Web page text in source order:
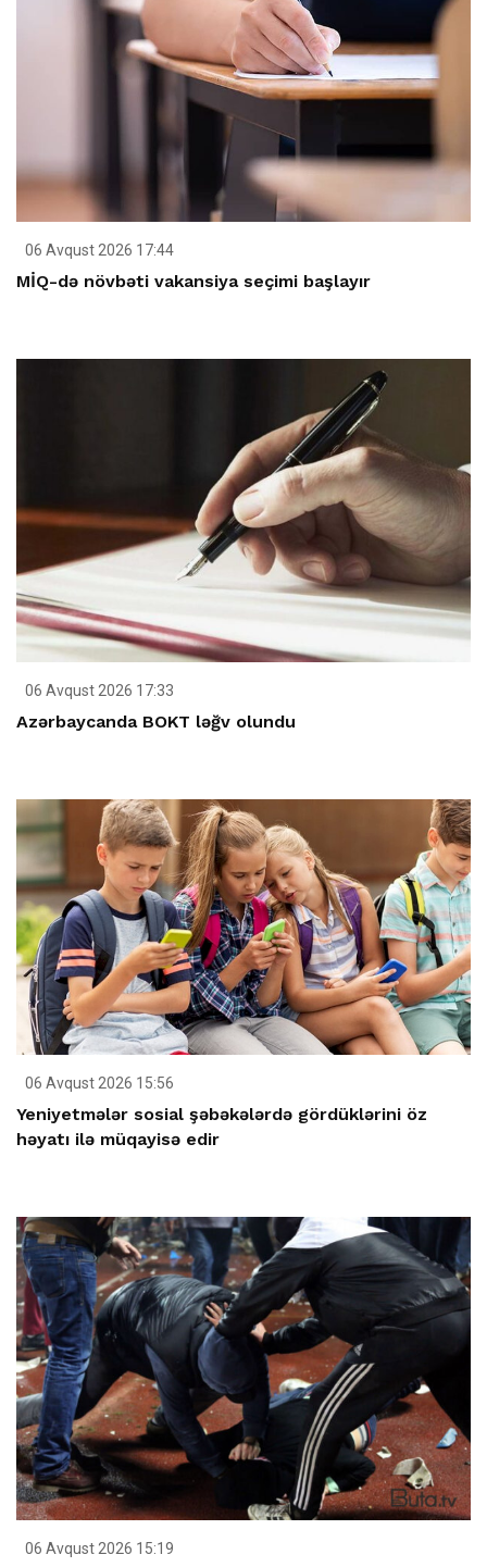
06 Avqust 2026 17:44
MİQ-də növbəti vakansiya seçimi başlayır
06 Avqust 2026 17:33
Azərbaycanda BOKT ləğv olundu
06 Avqust 2026 15:56
Yeniyetmələr sosial şəbəkələrdə gördüklərini öz
həyatı ilə müqayisə edir
06 Avqust 2026 15:19